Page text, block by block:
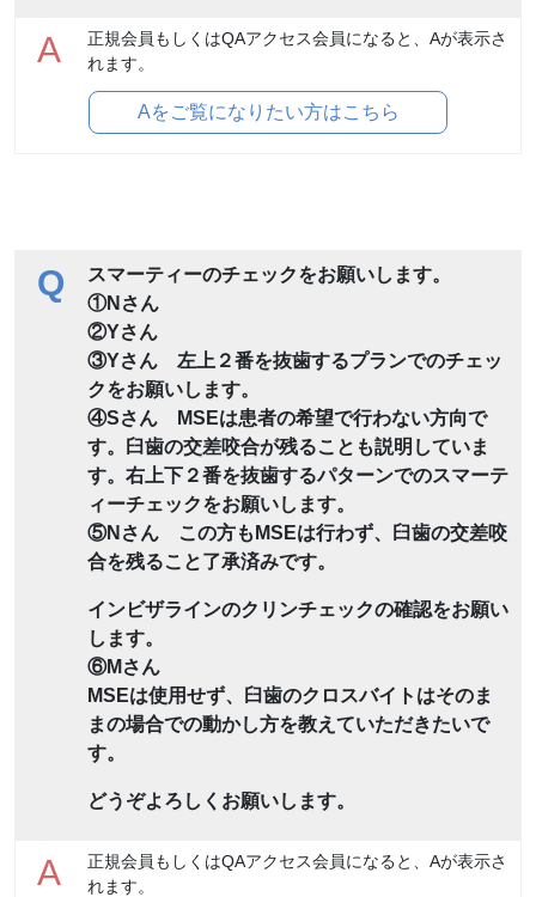
A
正規会員もしくはQAアクセス会員になると、Aが表示さ
れます。
Aをご覧になりたい方はこちら
Q
スマーティーのチェックをお願いします。
①Nさん
②Yさん
③Yさん 左上２番を抜歯するプランでのチェッ
クをお願いします。
④Sさん MSEは患者の希望で行わない方向で
す。臼歯の交差咬合が残ることも説明していま
す。右上下２番を抜歯するパターンでのスマーテ
ィーチェックをお願いします。
⑤Nさん この方もMSEは行わず、臼歯の交差咬
合を残ること了承済みです。
インビザラインのクリンチェックの確認をお願い
します。
⑥Mさん
MSEは使用せず、臼歯のクロスバイトはそのま
まの場合での動かし方を教えていただきたいで
す。
どうぞよろしくお願いします。
A
正規会員もしくはQAアクセス会員になると、Aが表示さ
れます。